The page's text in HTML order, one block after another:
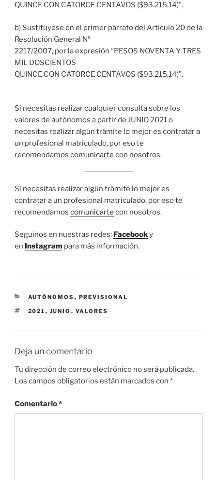
QUINCE CON CATORCE CENTAVOS ($93.215,14)”.
b) Sustitúyese en el primer párrafo del Artículo 20 de la
Resolución General Nº
2217/2007, por la expresión “PESOS NOVENTA Y TRES
MIL DOSCIENTOS
QUINCE CON CATORCE CENTAVOS ($93.215,14)”.
Si necesitas realizar cualquier consulta sobre los
valores de autónomos a partir de JUNIO 2021 o
necesitas realizar algún trámite lo mejor es contratar a
un profesional matriculado, por eso te
recomendamos comunicarte con nosotros.
Si necesitas realizar algún trámite lo mejor es
contratar a un profesional matriculado, por eso te
recomendamos comunicarte con nosotros.
Seguinos en nuestras redes: Facebooky
en Instagram para más información.
CATEGORÍAS
AUTÓNOMOS , PREVISIONAL
ETIQUETAS
2021 , JUNIO , VALORES
Deja un comentario
Tu dirección de correo electrónico no será publicada.
Los campos obligatorios están marcados con *
Comentario*